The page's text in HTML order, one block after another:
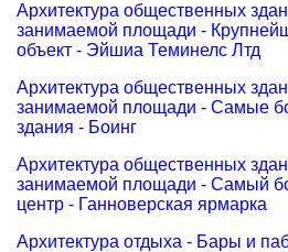
Архитектура общественных
занимаемой площади -
объект - Эйшиа Теминелс Лтд
Архитектура общественных
занимаемой площади - Самые
здания - Боинг
Архитектура общественных
занимаемой площади - Самый
центр - Ганноверская ярмарка
Архитектура отдыха - Бары и